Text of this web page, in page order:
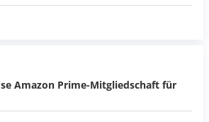
Amazon Prime-Mitgliedschaft für